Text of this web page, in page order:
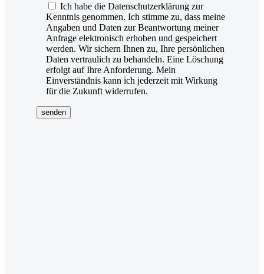
Ich habe die Datenschutzerklärung zur
Kenntnis genommen. Ich stimme zu, dass meine
Angaben und Daten zur Beantwortung meiner
Anfrage elektronisch erhoben und gespeichert
werden. Wir sichern Ihnen zu, Ihre persönlichen
Daten vertraulich zu behandeln. Eine Löschung
erfolgt auf Ihre Anforderung. Mein
Einverständnis kann ich jederzeit mit Wirkung
für die Zukunft widerrufen.